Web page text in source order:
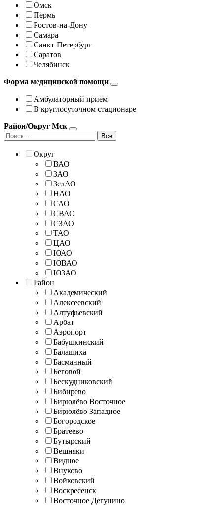
Омск
Пермь
Ростов-на-Дону
Самара
Санкт-Петербург
Саратов
Челябинск
Форма медицинской помощи
Амбулаторный прием
В круглосуточном стационаре
Район/Округ Мск
Все
Округ
ВАО
ЗАО
ЗелАО
НАО
САО
СВАО
СЗАО
ТАО
ЦАО
ЮАО
ЮВАО
ЮЗАО
Район
Академический
Алексеевский
Алтуфьевский
Арбат
Аэропорт
Бабушкинский
Балашиха
Басманный
Беговой
Бескудниковский
Бибирево
Бирюлёво Восточное
Бирюлёво Западное
Богородское
Братеево
Бутырский
Вешняки
Видное
Внуково
Войковский
Воскресенск
Восточное Дегунино